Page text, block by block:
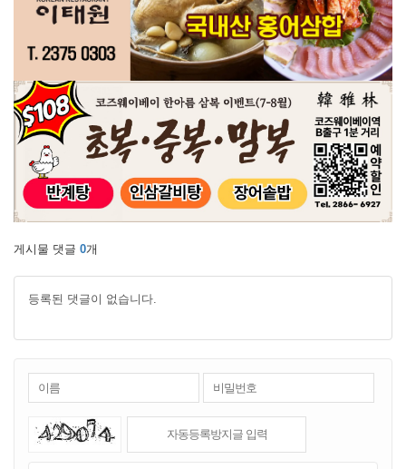
게시물 댓글 0개
등록된 댓글이 없습니다.